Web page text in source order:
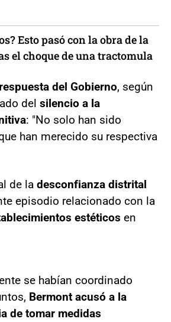
Esto pasó con la obra de la
el choque de una tractomula
respuesta del Gobierno, según
del silencio a la
: "No solo han sido
han merecido su respectiva
de la desconfianza distrital
episodio relacionado con la
estéticos en
se habían coordinado
Bermont acusó a la
de tomar medidas